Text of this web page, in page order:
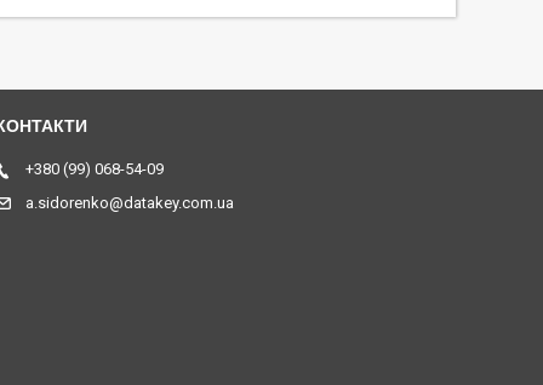
+380 (99) 068-54-09
a.sidorenko@datakey.com.ua